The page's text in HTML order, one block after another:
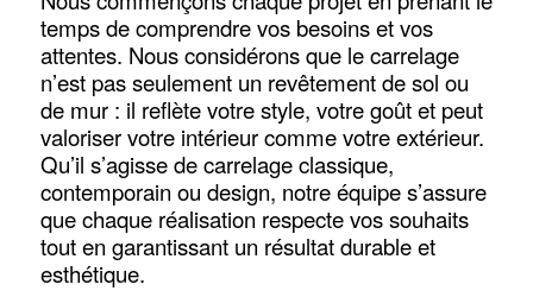
temps de comprendre vos besoins et vos
attentes. Nous considérons que le carrelage
n’est pas seulement un revêtement de sol ou
de mur : il reflète votre style, votre goût et peut
valoriser votre intérieur comme votre extérieur.
Qu’il s’agisse de carrelage classique,
contemporain ou design, notre équipe s’assure
que chaque réalisation respecte vos souhaits
tout en garantissant un résultat durable et
esthétique.